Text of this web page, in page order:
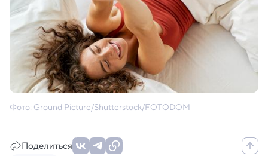
Фото: Ground Picture/Shutterstock/FOTODOM
Поделиться